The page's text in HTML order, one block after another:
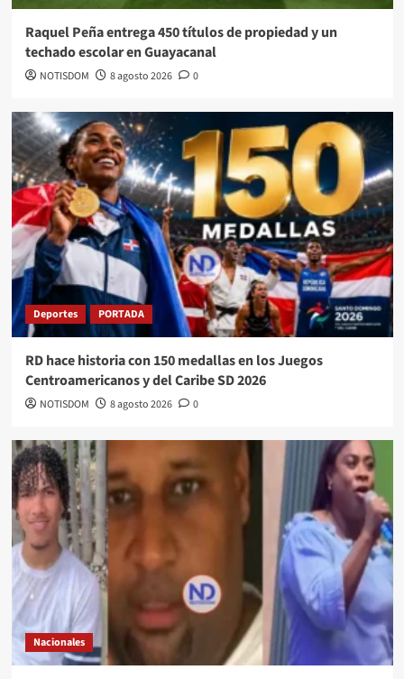
Raquel Peña entrega 450 títulos de propiedad y un
techado escolar en Guayacanal
NOTISDOM 8 agosto 2026 0
Deportes PORTADA
RD hace historia con 150 medallas en los Juegos
Centroamericanos y del Caribe SD 2026
NOTISDOM 8 agosto 2026 0
Nacionales